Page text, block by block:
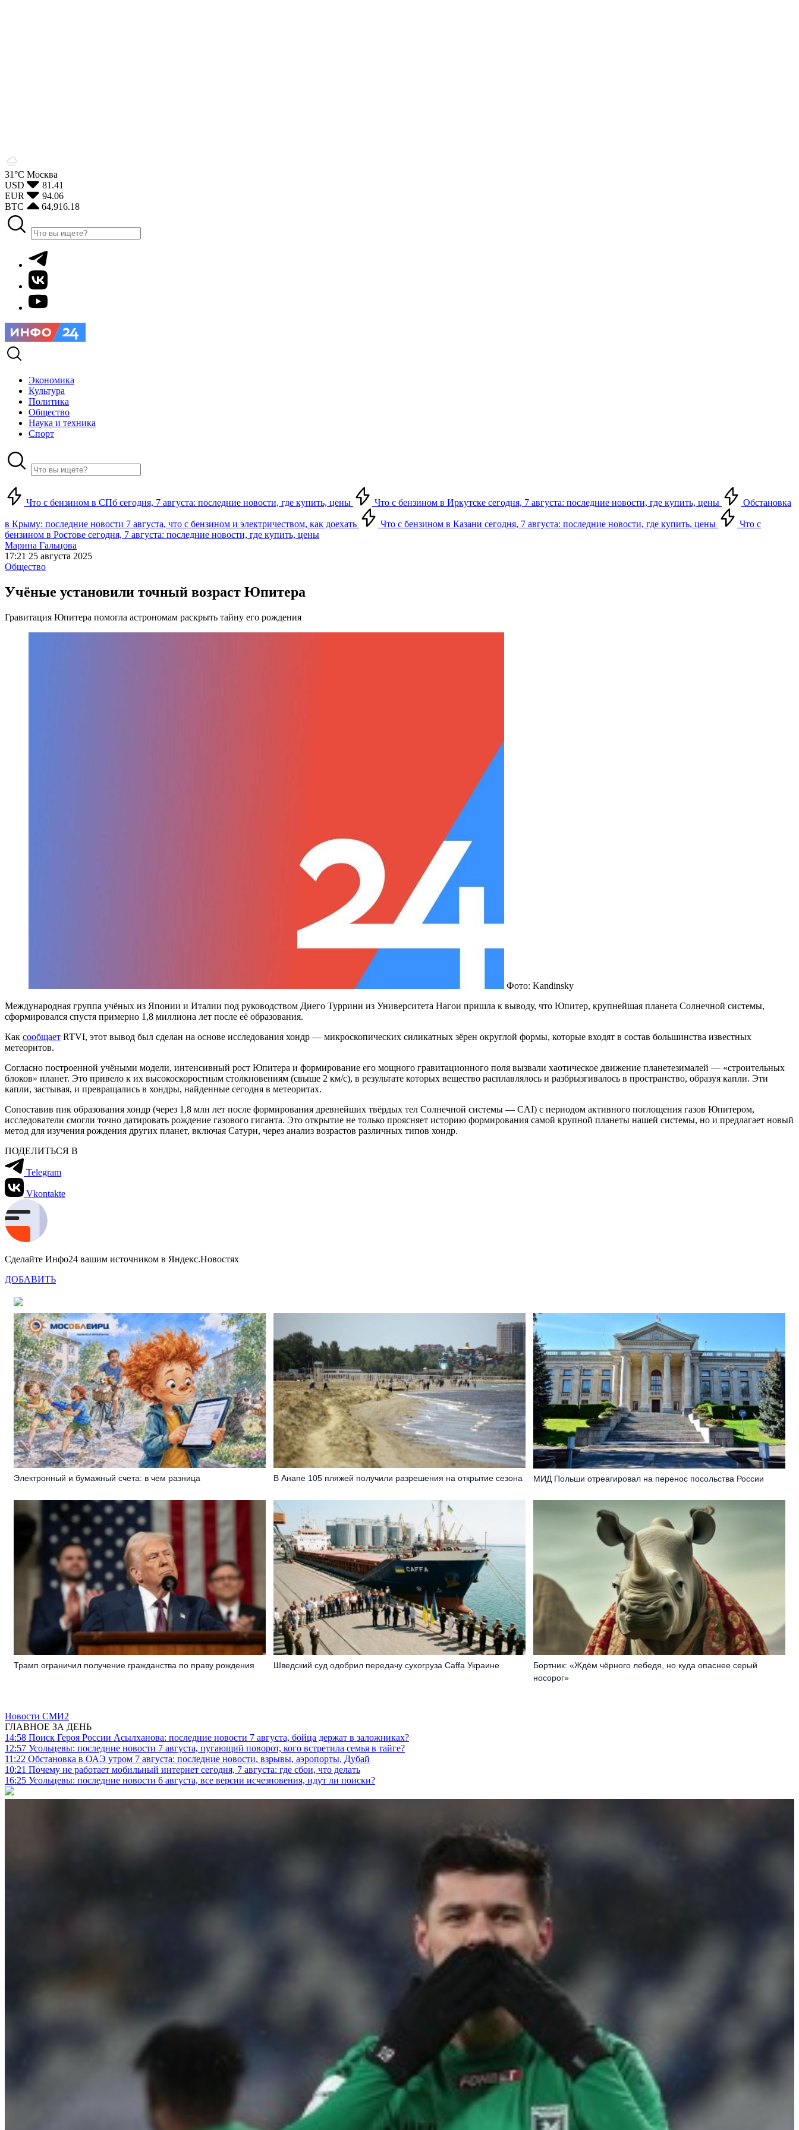
31°С Москва
USD
81.41
EUR
94.06
BTC
64,916.18
Экономика
Культура
Политика
Общество
Наука и техника
Спорт
Что с бензином в СПб сегодня, 7 августа: последние новости, где купить, цены Что с бензином в Иркутске сегодня, 7 августа: последние новости, где купить, цены Обстановка
в Крыму: последние новости 7 августа, что с бензином и электричеством, как доехать Что с бензином в Казани сегодня, 7 августа: последние новости, где купить, цены
Что с
бензином в Ростове сегодня, 7 августа: последние новости, где купить, цены
Марина Гальцова
17:21 25 августа 2025
Общество
Учёные установили точный возраст Юпитера
Гравитация Юпитера помогла астрономам раскрыть тайну его рождения
Фото: Kandinsky
Международная группа учёных из Японии и Италии под руководством Диего Туррини из Университета Нагои пришла к выводу, что Юпитер, крупнейшая планета Солнечной системы,
сформировался спустя примерно 1,8 миллиона лет после её образования.
Как сообщает RTVI, этот вывод был сделан на основе исследования хондр — микроскопических силикатных зёрен округлой формы, которые входят в состав большинства известных
метеоритов.
Согласно построенной учёными модели, интенсивный рост Юпитера и формирование его мощного гравитационного поля вызвали хаотическое движение планетезималей — «строительных
блоков» планет. Это привело к их высокоскоростным столкновениям (свыше 2 км/с), в результате которых вещество расплавлялось и разбрызгивалось в пространство, образуя капли. Эти
капли, застывая, и превращались в хондры, найденные сегодня в метеоритах.
Сопоставив пик образования хондр (через 1,8 млн лет после формирования древнейших твёрдых тел Солнечной системы — CAI) с периодом активного поглощения газов Юпитером,
исследователи смогли точно датировать рождение газового гиганта. Это открытие не только проясняет историю формирования самой крупной планеты нашей системы, но и предлагает новый
метод для изучения рождения других планет, включая Сатурн, через анализ возрастов различных типов хондр.
ПОДЕЛИТЬСЯ В
Telegram
Vkontakte
Сделайте Инфо24 вашим источником в Яндекс.Новостях
ДОБАВИТЬ
Электронный и бумажный счета: в чем разница В Анапе 105 пляжей получили разрешения на открытие сезона МИД Польши отреагировал на перенос посольства России
Трамп ограничил получение гражданства по праву рождения Шведский суд одобрил передачу сухогруза Caffa Украине
Бортник: «Ждём чёрного лебедя, но куда опаснее серый
носорог»
Новости СМИ2
ГЛАВНОЕ ЗА ДЕНЬ
14:58 Поиск Героя России Асылханова: последние новости 7 августа, бойца держат в заложниках?
12:57 Усольцевы: последние новости 7 августа, пугающий поворот, кого встретила семья в тайге?
11:22 Обстановка в ОАЭ утром 7 августа: последние новости, взрывы, аэропорты, Дубай
10:21 Почему не работает мобильный интернет сегодня, 7 августа: где сбои, что делать
16:25 Усольцевы: последние новости 6 августа, все версии исчезновения, идут ли поиски?